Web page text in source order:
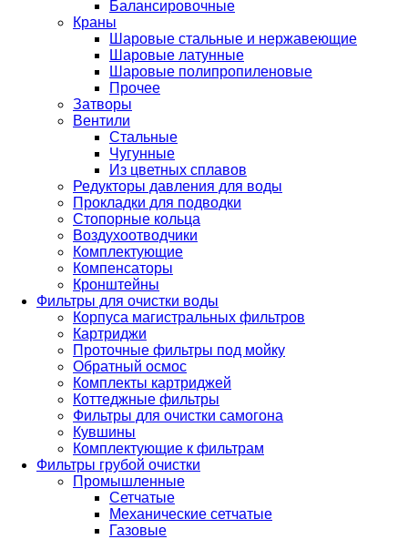
Балансировочные
Краны
Шаровые стальные и нержавеющие
Шаровые латунные
Шаровые полипропиленовые
Прочее
Затворы
Вентили
Стальные
Чугунные
Из цветных сплавов
Редукторы давления для воды
Прокладки для подводки
Стопорные кольца
Воздухоотводчики
Комплектующие
Компенсаторы
Кронштейны
Фильтры для очистки воды
Корпуса магистральных фильтров
Картриджи
Проточные фильтры под мойку
Обратный осмос
Комплекты картриджей
Коттеджные фильтры
Фильтры для очистки самогона
Кувшины
Комплектующие к фильтрам
Фильтры грубой очистки
Промышленные
Сетчатые
Механические сетчатые
Газовые